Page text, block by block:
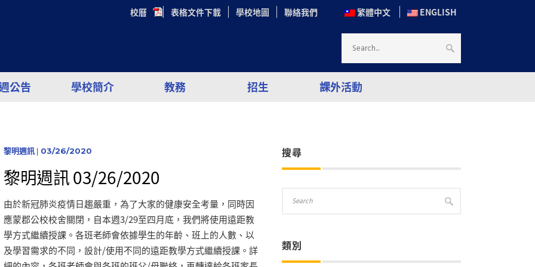
繁體中文 ENGLISH
校曆 表格文件下載 學校地圖 聯絡我們
公告 學校簡介 教務 招生 課外活動
黎明週訊 | 03/26/2020
黎明週訊 03/26/2020
由於新冠肺炎疫情日趨嚴重，為了大家的健康安全考量，同時因
應蒙郡公校校舍關閉，自本週3/29至四月底，我們將使用遠距教
學方式繼續授課。各班老師會依據學生的年齡、班上的人數、以
及學習需求的不同，設計/使用不同的遠距教學方式繼續授課。詳
搜尋
類別